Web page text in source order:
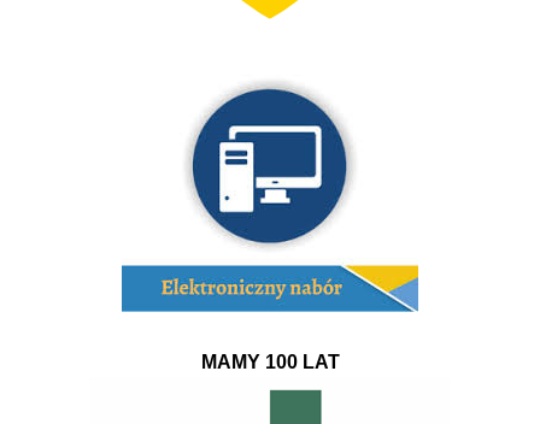
MAMY 100 LAT